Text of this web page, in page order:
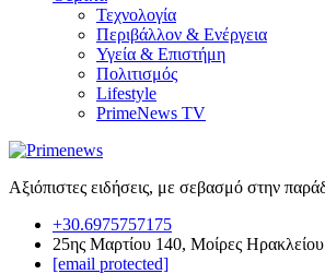
Τεχνολογία
Περιβάλλον & Ενέργεια
Υγεία & Επιστήμη
Πολιτισμός
Lifestyle
PrimeNews TV
Αξιόπιστες ειδήσεις, με σεβασμό στην
+30.6975757175
25ης Μαρτίου 140, Μοίρες
[email protected]